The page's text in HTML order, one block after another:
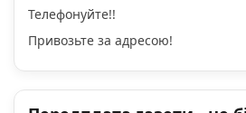
Телефонуйте!!
Привозьте за адресою!